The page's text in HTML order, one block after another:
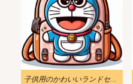
子供用のかわいいランドセルのイラスト 4